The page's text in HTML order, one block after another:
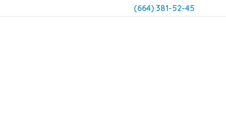
(664) 381-52-45